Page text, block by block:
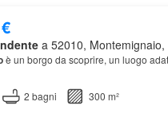
a 52010, Montemignaio,
è un borgo da scoprire, un luogo
2 bagni 300 m²